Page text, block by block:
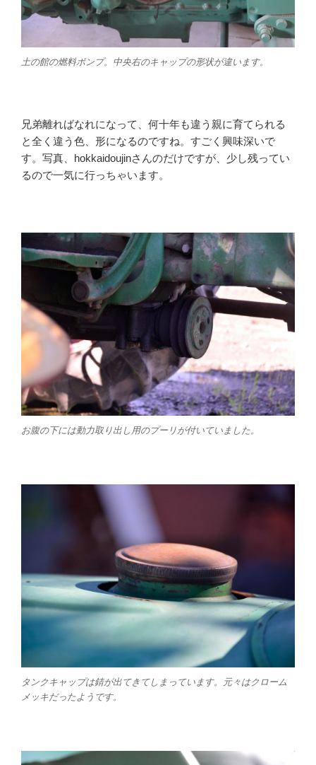
土の館の燃料ポンプ。中央右のキャップの形状が違います。
兄弟離ればなれになって、何十年も違う親に育てられる
と全く違う色、形になるのですね。すごく興味深いで
す。写真、hokkaidoujinさんのだけですが、少し残ってい
るので一気に行っちゃいます。
お腹の下には動力取り出し用のプーリが付いていました。
タンクキャップは錆が出てきてしまっています。元々はクローム
メッキだったようです。